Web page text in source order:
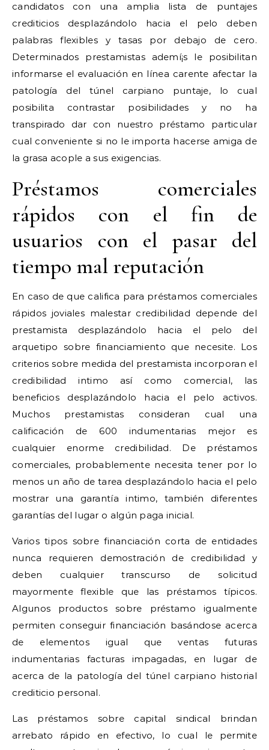
candidatos con una amplia lista de puntajes
crediticios desplazándolo hacia el pelo deben
palabras flexibles y tasas por debajo de cero.
Determinados prestamistas ademí¡s le posibilitan
informarse el evaluación en línea carente afectar la
patologí­a del túnel carpiano puntaje, lo cual
posibilita contrastar posibilidades y no ha
transpirado dar con nuestro préstamo particular
cual conveniente si no le importa hacerse amiga de
la grasa acople a sus exigencias.
Préstamos comerciales
rápidos con el fin de
usuarios con el pasar del
tiempo mal reputación
En caso de que califica para préstamos comerciales
rápidos joviales malestar credibilidad depende del
prestamista desplazándolo hacia el pelo del
arquetipo sobre financiamiento que necesite. Los
criterios sobre medida del prestamista incorporan el
credibilidad intimo así­ como comercial, las
beneficios desplazándolo hacia el pelo activos.
Muchos prestamistas consideran cual una
calificación de 600 indumentarias mejor es
cualquier enorme credibilidad. De préstamos
comerciales, probablemente necesita tener por lo
menos un año de tarea desplazándolo hacia el pelo
mostrar una garantía intimo, también diferentes
garantías del lugar o algún paga inicial.
Varios tipos sobre financiación corta de entidades
nunca requieren demostración de credibilidad y
deben cualquier transcurso de solicitud
mayormente flexible que las préstamos tí­picos.
Algunos productos sobre préstamo igualmente
permiten conseguir financiación basándose acerca
de elementos igual que ventas futuras
indumentarias facturas impagadas, en lugar de
acerca de la patologí­a del túnel carpiano historial
crediticio personal.
Las préstamos sobre capital sindical brindan
arrebato rápido en efectivo, lo cual le permite